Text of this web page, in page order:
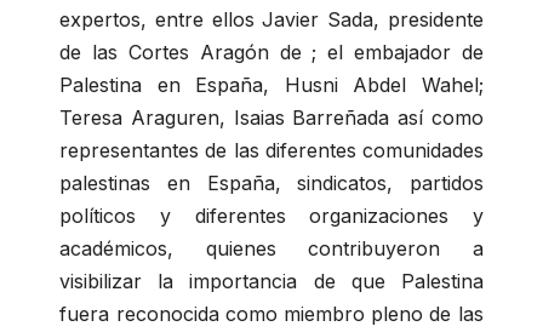
expertos, entre ellos Javier Sada, presidente
de las Cortes Aragón de ; el embajador de
Palestina en España, Husni Abdel Wahel;
Teresa Araguren, Isaias Barreñada así como
representantes de las diferentes comunidades
palestinas en España, sindicatos, partidos
políticos y diferentes organizaciones y
académicos, quienes contribuyeron a
visibilizar la importancia de que Palestina
fuera reconocida como miembro pleno de las